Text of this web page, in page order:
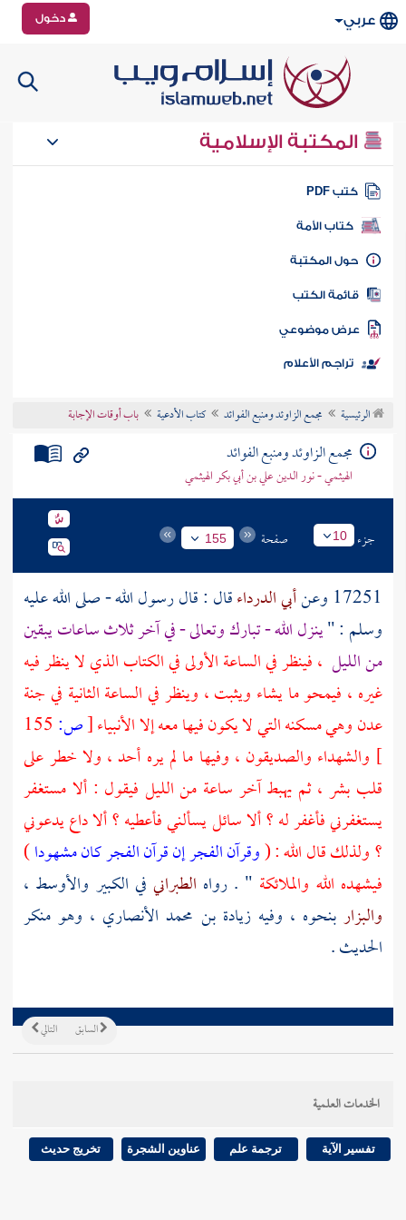
عربي دخول
المكتبة الإسلامية
كتب PDF
كتاب الأمة
المكتبة
الكتب
موضوعي
تراجم الأعلام
الرئيسية مجمع الزاوئد ومنبع الفوائد كتاب الأدعية باب أوقات الإجابة
مجمع الزاوئد ومنبع الفوائد
الهيثمي - نور الدين علي بن أبي بكر الهيثمي
جزء 10 صفحة 155
17251 وعن أبي الدرداءقال : قال رسول الله - صلى الله عليه
وسلم : "ينزل الله - تبارك وتعالى - في آخر ثلاث ساعات يبقين
من الليل ، فينظر في الساعة الأولى في الكتاب الذي لا ينظر فيه
غيره ، فيمحو ما يشاء ويثبت ، وينظر في الساعة الثانية في جنة
عدن وهي مسكنه التي لا يكون فيها معه إلا الأنبياء[ص: 155
] والشهداء والصديقون ، وفيها ما لم يره أحد ، ولا خطر على
قلب بشر ، ثم يهبط آخر ساعة من الليل فيقول : ألا مستغفر
يستغفرني فأغفر له ؟ ألا سائل يسألني فأعطيه ؟ ألا داع يدعوني
؟ ولذلك قال الله : (وقرآن الفجر إن قرآن الفجر كان مشهودا)
فيشهده الله والملائكة " . رواه الطبراني في الكبير والأوسط ،
والبزاربنحوه ، وفيهزيادة بن محمد الأنصاري ، وهو منكر
الحديث .
التالي السابق
الخدمات العلمية
تفسير الآية ترجمة علم عناوين الشجرة تخريج حديث